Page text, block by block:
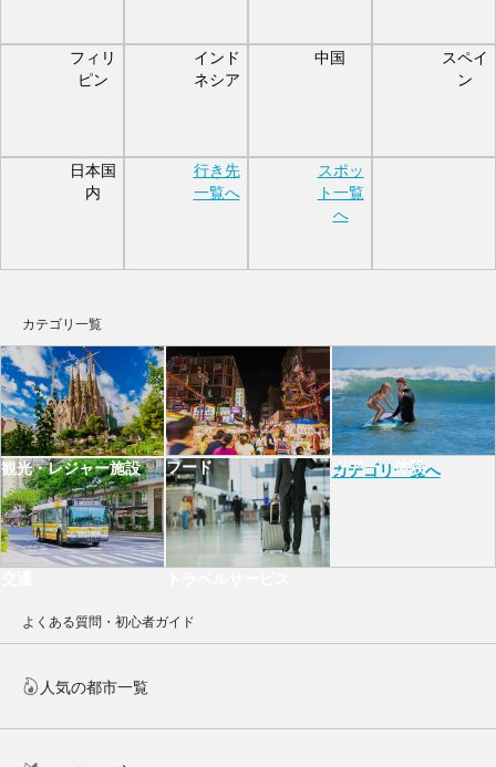
フィリ
ピン
インド
ネシア
中国
スペイ
ン
日本国
内
行き先
一覧へ
スポッ
ト一覧
へ
カテゴリ一覧
観光・レジャー施設 フード ツアー・体験
カテゴリ一覧へ
よくある質問・初心者ガイド
人気の都市一覧